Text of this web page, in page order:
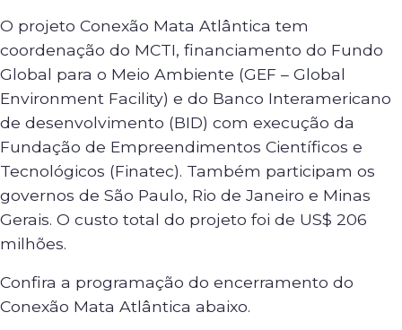
O projeto Conexão Mata Atlântica tem
coordenação do MCTI, financiamento do Fundo
Global para o Meio Ambiente (GEF – Global
Environment Facility) e do Banco Interamericano
de desenvolvimento (BID) com execução da
Fundação de Empreendimentos Científicos e
Tecnológicos (Finatec). Também participam os
governos de São Paulo, Rio de Janeiro e Minas
Gerais. O custo total do projeto foi de US$ 206
milhões.
Confira a programação do encerramento do
Conexão Mata Atlântica abaixo.